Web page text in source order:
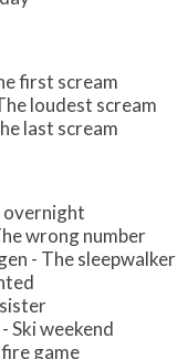
first scream
loudest scream
last scream
overnight
wrong number
- The sleepwalker
Ski weekend
game